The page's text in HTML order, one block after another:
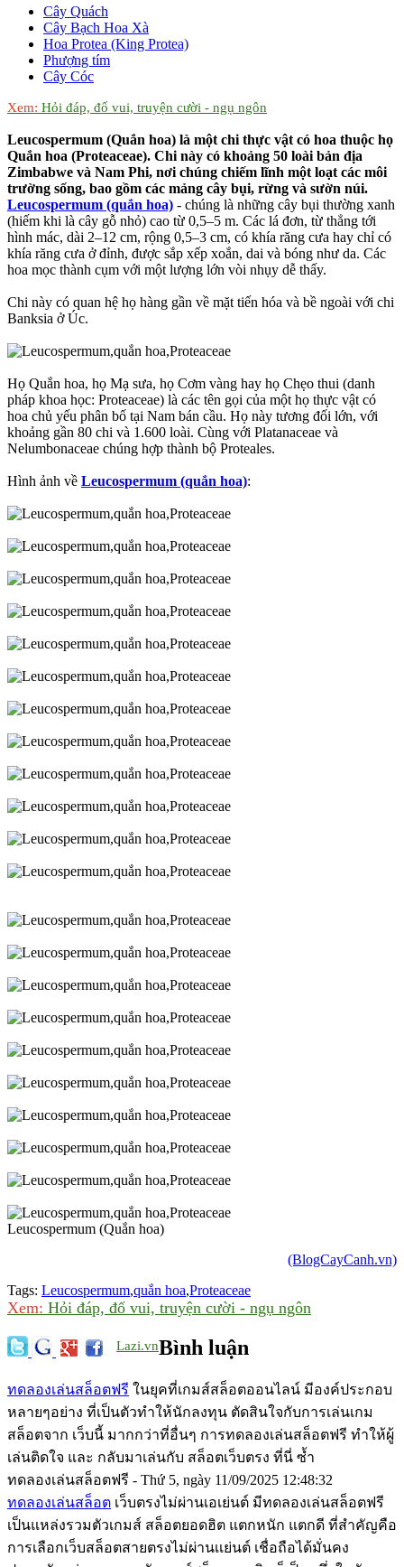
Cây Quách
Cây Bạch Hoa Xà
Hoa Protea (King Protea)
Phượng tím
Cây Cóc
Xem: Hỏi đáp, đố vui, truyện cười - ngụ ngôn
Leucospermum (Quắn hoa) là một chi thực vật có hoa thuộc họ
Quắn hoa (Proteaceae). Chi này có khoảng 50 loài bản địa
Zimbabwe và Nam Phi, nơi chúng chiếm lĩnh một loạt các môi
trường sống, bao gồm các mảng cây bụi, rừng và sườn núi.
Leucospermum (quắn hoa) - chúng là những cây bụi thường xanh
(hiếm khi là cây gỗ nhỏ) cao từ 0,5–5 m. Các lá đơn, từ thẳng tới
hình mác, dài 2–12 cm, rộng 0,5–3 cm, có khía răng cưa hay chỉ có
khía răng cưa ở đỉnh, được sắp xếp xoắn, dai và bóng như da. Các
hoa mọc thành cụm với một lượng lớn vòi nhụy dễ thấy.
Chi này có quan hệ họ hàng gần về mặt tiến hóa và bề ngoài với chi
Banksia ở Úc.
Họ Quắn hoa, họ Mạ sưa, họ Cơm vàng hay họ Chẹo thui (danh
pháp khoa học: Proteaceae) là các tên gọi của một họ thực vật có
hoa chủ yếu phân bố tại Nam bán cầu. Họ này tương đối lớn, với
khoảng gần 80 chi và 1.600 loài. Cùng với Platanaceae và
Nelumbonaceae chúng hợp thành bộ Proteales.
Hình ảnh về Leucospermum (quắn hoa):
Leucospermum (Quắn hoa)
(BlogCayCanh.vn)
Tags: Leucospermum,quắn hoa,Proteaceae
Xem: Hỏi đáp, đố vui, truyện cười - ngụ ngôn
Lazi.vnBình luận
ทดลองเล่นสล็อตฟรี ในยุคที่เกมส์สล็อตออนไลน์ มีองค์ประกอบ
หลายๆอย่าง ที่เป็นตัวทำให้นักลงทุน ตัดสินใจกับการเล่นเกม
สล็อตจาก เว็บนี้ มากกว่าที่อื่นๆ การทดลองเล่นสล็อตฟรี ทำให้ผู้
เล่นติดใจ และ กลับมาเล่นกับ สล็อตเว็บตรง ที่นี่ ซ้ำ
ทดลองเล่นสล็อตฟรี - Thứ 5, ngày 11/09/2025 12:48:32
ทดลองเล่นสล็อต เว็บตรงไม่ผ่านเอเย่นต์ มีทดลองเล่นสล็อตฟรี
เป็นแหล่งรวมตัวเกมส์ สล็อตยอดฮิต แตกหนัก แตกดี ที่สำคัญคือ
การเลือกเว็บสล็อตสายตรงไม่ผ่านเเย่นต์ เชื่อถือได้มั่นคง